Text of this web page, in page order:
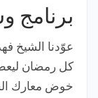
برنامج
عوّدنا الشيخ
كل رمضان
خوض معارك